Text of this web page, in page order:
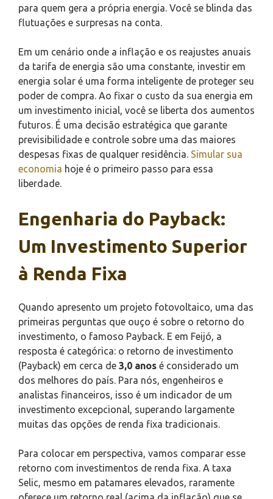
para quem gera a própria energia. Você se blinda das
flutuações e surpresas na conta.
Em um cenário onde a inflação e os reajustes anuais
da tarifa de energia são uma constante, investir em
energia solar é uma forma inteligente de proteger seu
poder de compra. Ao fixar o custo da sua energia em
um investimento inicial, você se liberta dos aumentos
futuros. É uma decisão estratégica que garante
previsibilidade e controle sobre uma das maiores
despesas fixas de qualquer residência. Simular sua
economia hoje é o primeiro passo para essa
liberdade.
Engenharia do Payback:
Um Investimento Superior
à Renda Fixa
Quando apresento um projeto fotovoltaico, uma das
primeiras perguntas que ouço é sobre o retorno do
investimento, o famoso Payback. E em Feijó, a
resposta é categórica: o retorno de investimento
(Payback) em cerca de 3,0 anos é considerado um
dos melhores do país. Para nós, engenheiros e
analistas financeiros, isso é um indicador de um
investimento excepcional, superando largamente
muitas das opções de renda fixa tradicionais.
Para colocar em perspectiva, vamos comparar esse
retorno com investimentos de renda fixa. A taxa
Selic, mesmo em patamares elevados, raramente